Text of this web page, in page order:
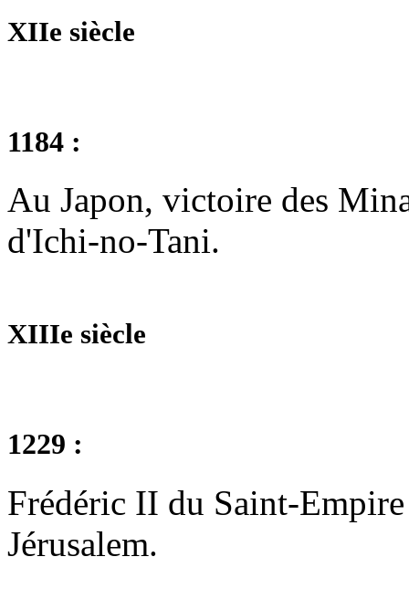
XIIe siècle
1184 :
Au Japon, victoire des
d'Ichi-no-Tani.
XIIIe siècle
1229 :
Frédéric II du Saint-
Jérusalem.